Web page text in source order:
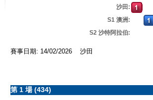
沙田:
S1 澳洲:
S2 沙特阿拉伯:
賽事日期: 14/02/2026 沙田
第 1 場 (434)